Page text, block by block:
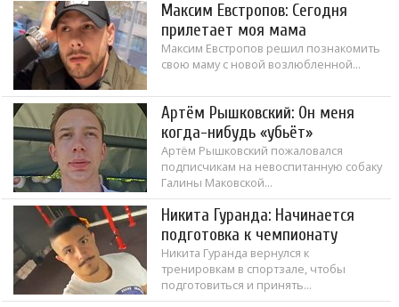
Максим Евстропов: Сегодня
прилетает моя мама
Максим Евстропов решил познакомить
свою маму с новой возлюбленной...
Артём Рышковский: Он меня
когда-нибудь «убьёт»
Артём Рышковский пожаловался
подписчикам на невоспитанную собаку
Галины Маковской...
Никита Гуранда: Начинается
подготовка к чемпионату
Никита Гуранда вернулся к
тренировкам в спортзале, чтобы
подготовиться и принять...